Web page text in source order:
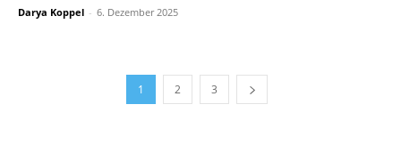
Darya Koppel - 6. Dezember 2025
1 2 3